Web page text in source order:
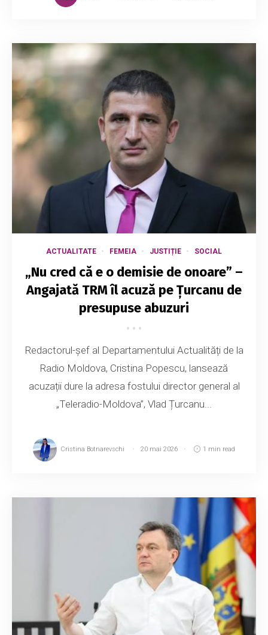
ACTUALITATE FEMEIA JUSTIȚIE SOCIAL
„Nu cred că e o demisie de onoare” –
Angajată TRM îl acuză pe Țurcanu de
presupuse abuzuri
Redactorul-șef al Departamentului Actualități de la
Radio Moldova, Cristina Popescu, lansează
acuzații dure la adresa fostului director general al
„Teleradio-Moldova”, Vlad Țurcanu...
Cristina Botnarevschi 20 mai 2026 1 min read